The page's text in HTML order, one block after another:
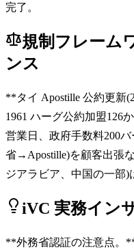
完了。
規制フレーム
ンス
**タイ Apostille 公約更新
1961 ハーグ公約加盟126
営業日、政府手数料200
省→Apostille)を顧客出張
ジアラビア、中国の一部)
iVC 実務イン
**外務省認証の注意点。